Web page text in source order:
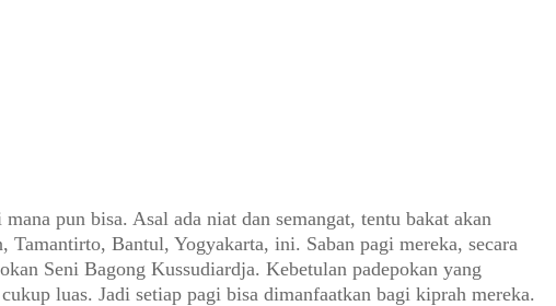
pun bisa. Asal ada niat dan semangat, tentu bakat akan
Bantul, Yogyakarta, ini. Saban pagi mereka, secara
Seni Bagong Kussudiardja. Kebetulan padepokan yang
luas. Jadi setiap pagi bisa dimanfaatkan bagi kiprah mereka.